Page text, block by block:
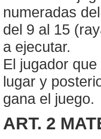
numeradas
del 9 al 15
a ejecutar.
El jugador
lugar y
gana el juego.
ART. 2